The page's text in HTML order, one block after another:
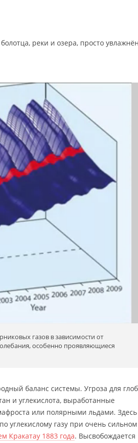
реки и озера, просто
газов в зависимости от
особенно проявляющиеся
баланс системы. Угроза для
и углекислота, выработанные
или полярными льдами. Здесь
углекислому газу при очень сильном
Кракатау 1883 года. Высвобождается